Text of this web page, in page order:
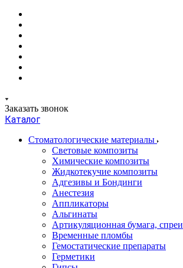
Заказать звонок
Каталог
Стоматологические материалы
Световые композиты
Химические композиты
Жидкотекучие композиты
Адгезивы и Бондинги
Анестезия
Аппликаторы
Альгинаты
Артикуляционная бумага, спреи
Временные пломбы
Гемостатические препараты
Герметики